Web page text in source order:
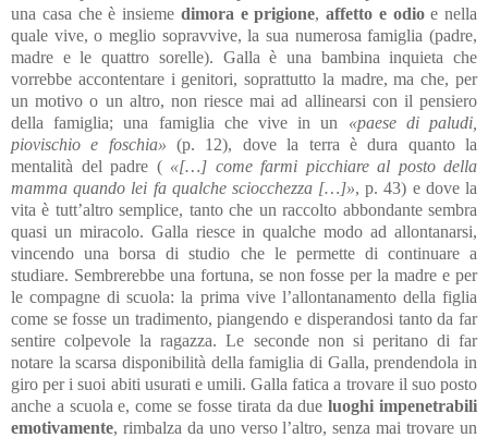
una casa che è insieme dimora e prigione, affetto e odioe nella
quale vive, o meglio sopravvive, la sua numerosa famiglia (padre,
madre e le quattro sorelle). Galla è una bambina inquieta che
vorrebbe accontentare i genitori, soprattutto la madre, ma che, per
un motivo o un altro, non riesce mai ad allinearsi con il pensiero
della famiglia; una famiglia che vive in un «paese di paludi,
piovischio e foschia» (p. 12), dove la terra è dura quanto la
mentalità del padre ( «[…] come farmi picchiare al posto della
mamma quando lei fa qualche sciocchezza […]», p. 43) e dove la
vita è tutt’altro semplice, tanto che un raccolto abbondante sembra
quasi un miracolo. Galla riesce in qualche modo ad allontanarsi,
vincendo una borsa di studio che le permette di continuare a
studiare. Sembrerebbe una fortuna, se non fosse per la madre e per
le compagne di scuola: la prima vive l’allontanamento della figlia
come se fosse un tradimento, piangendo e disperandosi tanto da far
sentire colpevole la ragazza. Le seconde non si peritano di far
notare la scarsa disponibilità della famiglia di Galla, prendendola in
giro per i suoi abiti usurati e umili. Galla fatica a trovare il suo posto
anche a scuola e, come se fosse tirata da dueluoghi impenetrabili
emotivamente, rimbalza da uno verso l’altro, senza mai trovare un